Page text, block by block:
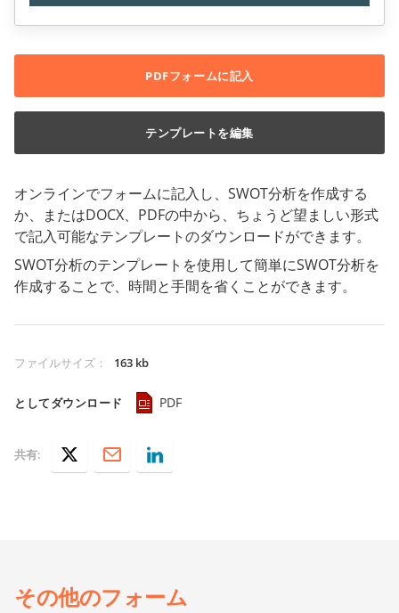
オンラインでフォームに記入し、SWOT分析を作成する
か、またはDOCX、PDFの中から、ちょうど望ましい形式
で記入可能なテンプレートのダウンロードができます。
SWOT分析のテンプレートを使用して簡単にSWOT分析を
作成することで、時間と手間を省くことができます。
ファイルサイズ ： 163 kb
としてダウンロード PDF
PDFフォームに記入
テンプレートを編集
共有:
その他のフォーム